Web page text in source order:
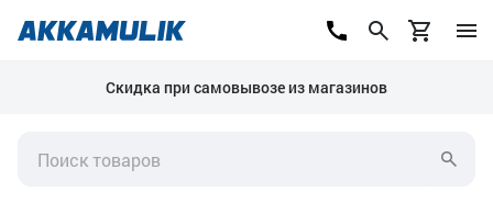
Скидка при самовывозе из магазинов